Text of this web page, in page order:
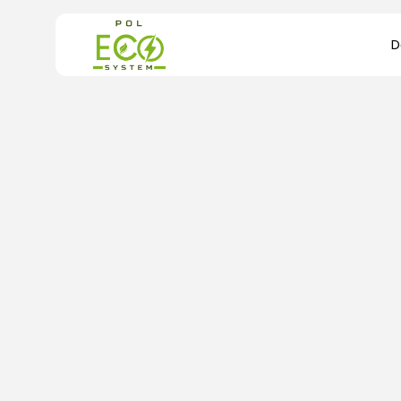
Search
for: